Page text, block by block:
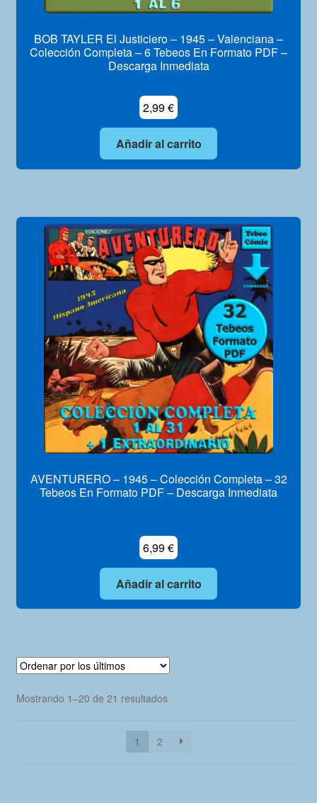
BOB TAYLER El Justiciero – 1945 – Valenciana –
Colección Completa – 6 Tebeos En Formato PDF –
Descarga Inmediata
2,99€
Añadir al carrito
AVENTURERO – 1945 – Colección Completa – 32
Tebeos En Formato PDF – Descarga Inmediata
6,99€
Añadir al carrito
Mostrando 1–20 de 21 resultadosOrdenado
últimos
1 2